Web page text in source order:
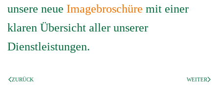
unsere neue Imagebroschüre mit einer
klaren Übersicht aller unserer
Dienstleistungen.
ZURÜCK WEITER